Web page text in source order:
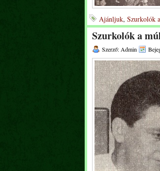
Ajánljuk, Szurkolók
Szurkolók a
Szerző: Admin